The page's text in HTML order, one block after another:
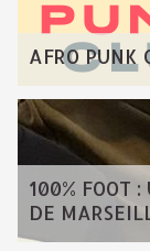
AFRO PUNK
100% FOOT :
DE